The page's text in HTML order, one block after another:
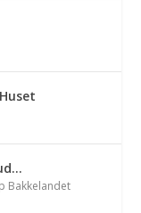
Bakkelandet